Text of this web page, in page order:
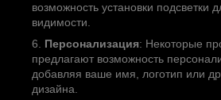
возможность установки подсветки
видимости.
Персонализация: Некоторые
предлагают возможность
добавляя ваше имя, логотип или
дизайна.